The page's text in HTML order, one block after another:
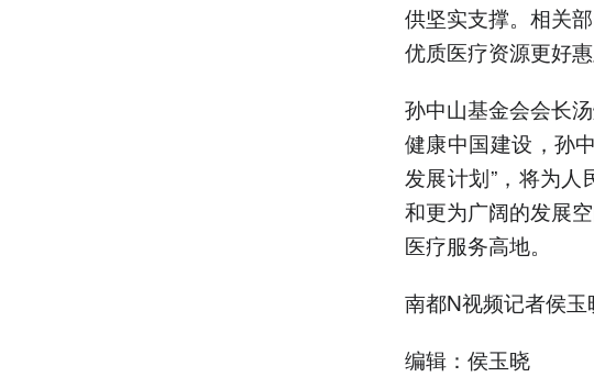
供坚实支撑。相关
优质医疗资源更好
孙中山基金会会长
健康中国建设，孙
发展计划”，将为
和更为广阔的发展
医疗服务高地。
南都N视频记者侯
编辑：侯玉晓